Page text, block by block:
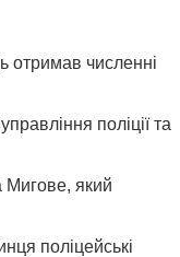
отримав численні
поліції та
Мигове, який
поліцейські